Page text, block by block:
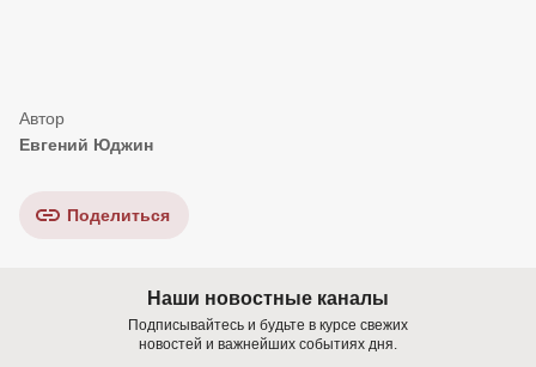
Евгений Юджин
Поделиться
Наши новостные каналы
Подписывайтесь и будьте в курсе свежих
новостей и важнейших событиях дня.